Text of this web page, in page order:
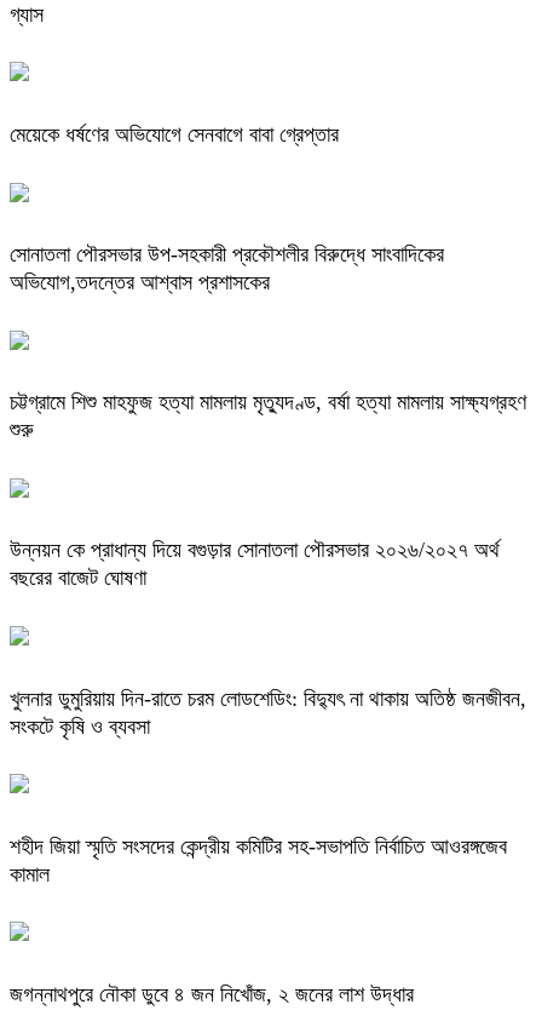
গ্যাস
মেয়েকে ধর্ষণের অভিযোগে সেনবাগে বাবা গ্রেপ্তার
সোনাতলা পৌরসভার উপ-সহকারী প্রকৌশলীর বিরুদ্ধে সাংবাদিকের
অভিযোগ,তদন্তের আশ্বাস প্রশাসকের
চট্টগ্রামে শিশু মাহফুজ হত্যা মামলায় মৃত্যুদণ্ড, বর্ষা হত্যা মামলায় সাক্ষ্যগ্রহণ
শুরু
উন্নয়ন কে প্রাধান্য দিয়ে বগুড়ার সোনাতলা পৌরসভার ২০২৬/২০২৭ অর্থ
বছরের বাজেট ঘোষণা
খুলনার ডুমুরিয়ায় দিন-রাতে চরম লোডশেডিং: বিদ্যুৎ না থাকায় অতিষ্ঠ জনজীবন,
সংকটে কৃষি ও ব্যবসা
শহীদ জিয়া স্মৃতি সংসদের কেন্দ্রীয় কমিটির সহ-সভাপতি নির্বাচিত আওরঙ্গজেব
কামাল
জগন্নাথপুরে নৌকা ডুবে ৪ জন নিখোঁজ, ২ জনের লাশ উদ্ধার